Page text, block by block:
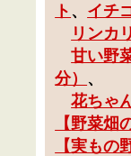
ト 、 イチ
リンカリ
甘い野
分） 、
花ちゃ
【野菜畑
【実もの